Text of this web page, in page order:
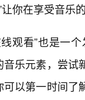
让你在享受音乐
观看”也是一
乐元素，尝
以第一时间